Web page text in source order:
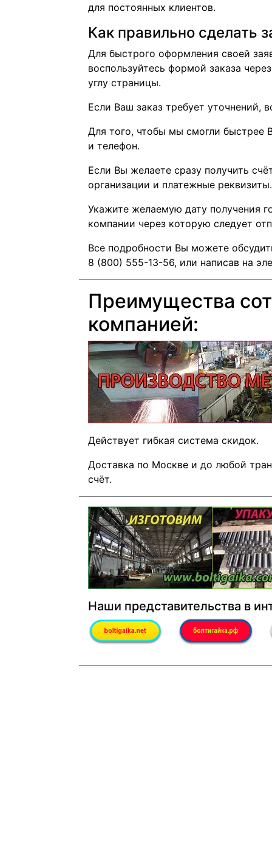
для постоянных клиентов.
Как правильно сделать
Для быстрого оформления своей
воспользуйтесь формой заказа
углу страницы.
Если Ваш заказ требует уточнений,
Для того, чтобы мы смогли быстрее
и телефон.
Если Вы желаете сразу получить
организации и платежные реквизиты.
Укажите желаемую дату получения
компании через которую следует
Все подробности Вы можете
8 (800) 555-13-56, или написав на
Преимущества
компанией:
Действует гибкая система скидок.
Доставка по Москве и до любой
счёт.
Наши представительства в